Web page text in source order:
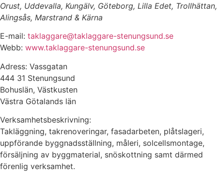
Orust, Uddevalla, Kungälv, Göteborg, Lilla Edet, Trollhättan,
Alingsås, Marstrand & Kärna
E-mail: taklaggare@taklaggare-stenungsund.se
Webb: www.taklaggare-stenungsund.se
Adress: Vassgatan
444 31 Stenungsund
Bohuslän, Västkusten
Västra Götalands län
Verksamhetsbeskrivning:
Takläggning, takrenoveringar, fasadarbeten, plåtslageri,
uppförande byggnadsställning, måleri, solcellsmontage,
försäljning av byggmaterial, snöskottning samt därmed
förenlig verksamhet.